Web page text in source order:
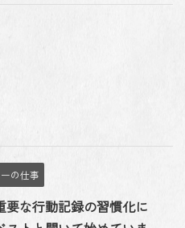
の仕事
要な行動記録の習慣化に